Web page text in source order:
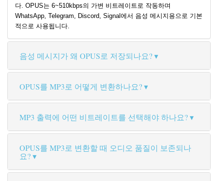
다. OPUS는 6~510kbps의 가변 비트레이트로 작동하며
WhatsApp, Telegram, Discord, Signal에서 음성 메시지용으로 기본
적으로 사용됩니다.
음성 메시지가 왜 OPUS로 저장되나요?
OPUS를 MP3로 어떻게 변환하나요?
MP3 출력에 어떤 비트레이트를 선택해야 하나요?
OPUS를 MP3로 변환할 때 오디오 품질이 보존되나
요?